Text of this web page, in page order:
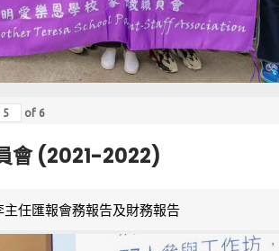
of 6
會 (2021-2022)
任匯報會務報告及財務報告